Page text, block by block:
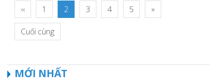
‹‹ 1 2 3 4 5 »
Cuối cùng
MỚI NHẤT